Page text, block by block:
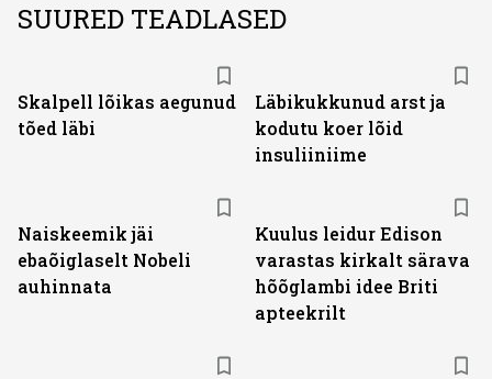
SUURED TEADLASED
Skalpell lõikas aegunud
tõed läbi
Läbikukkunud arst ja
kodutu koer lõid
insuliiniime
Naiskeemik jäi
ebaõiglaselt Nobeli
auhinnata
Kuulus leidur Edison
varastas kirkalt särava
hõõglambi idee Briti
apteekrilt